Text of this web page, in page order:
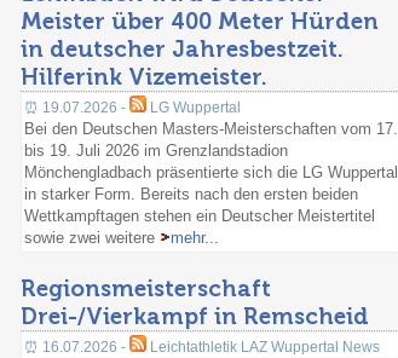
Meister über 400 Meter Hürden
in deutscher Jahresbestzeit.
Hilferink Vizemeister.
⏰ 19.07.2026 - LG Wuppertal
Bei den Deutschen Masters-Meisterschaften vom 17.
bis 19. Juli 2026 im Grenzlandstadion
Mönchengladbach präsentierte sich die LG Wuppertal
in starker Form. Bereits nach den ersten beiden
Wettkampftagen stehen ein Deutscher Meistertitel
sowie zwei weitere
mehr...
Regionsmeisterschaft
Drei-/Vierkampf in Remscheid
⏰ 16.07.2026 - Leichtathletik LAZ Wuppertal News